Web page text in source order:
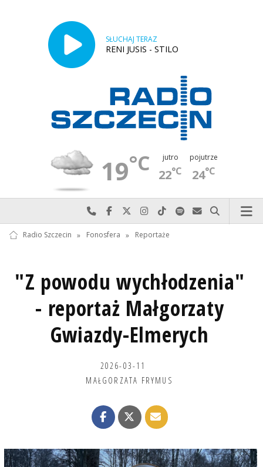
SŁUCHAJ TERAZ
RENI JUSIS - STILO
19°C jutro
22°C
pojutrze
24°C
Najlepiej po prostu do nas zadzwoń
Odwiedź nas na Facebook-u
Odwiedź nas na X
Odwiedź nas na Instagram-ie
Odwiedź nas na TikTok-u
Szukaj nas na Spotify
Wyślij do nas
Szukaj
Radio Szczecin » Fonosfera » Reportaże
"Z powodu wychłodzenia"
- reportaż Małgorzaty
Gwiazdy-Elmerych
2026-03-11
MAŁGORZATA FRYMUS